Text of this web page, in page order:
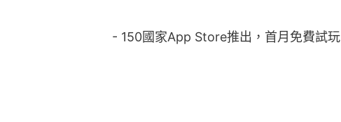
- 150國家App Store推出，首月免費試玩